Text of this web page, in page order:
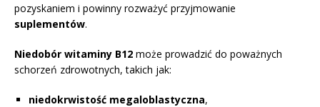
pozyskaniem i powinny rozważyć przyjmowanie
suplementów.
Niedobór witaminy B12 może prowadzić do poważnych
schorzeń zdrowotnych, takich jak:
niedokrwistość megaloblastyczna,